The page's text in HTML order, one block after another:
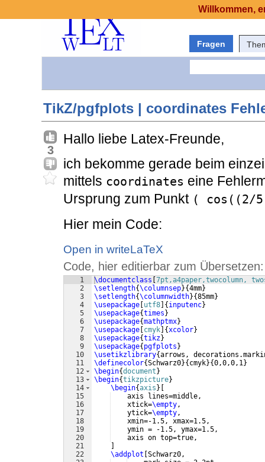
Fragen
TikZ/pgfplots | coordinates
3
Hallo liebe Latex-Freunde,
ich bekomme gerade beim
mittels coordinates eine
Ursprung zum Punkt ( cos((2/
Hier mein Code:
Open in writeLaTeX
Code, hier editierbar zum Übersetzen:
1
2
3
4
5
6
7
8
9
10
11
12
13
14
15
16
17
18
19
20
21
22
\documentclass 7pt,a4paper,twocolumn,
\setlength{\columnsep}{4mm}
\setlength{\columnwidth}{85mm}
\usepackage utf8 { inputenc}
\usepackage{times }
\usepackage{mathptmx}
\usepackage cmyk {xcolor}
\usepackage{tikz}
\usepackage{ pgfplots }
\usetikzlibrary{arrows,
\definecolor{Schwarz0}{ cmyk}{0,0,0,1}
\begin{document }
\begin{tikzpicture}
\begin{axis }
    axis lines=middle,
    xtick=
\empty,
    ytick=
\empty,
    xmin=-1.5, xmax=1.5,
    ymin = -1.5, ymax=1.5,
    axis on top=true,
\addplot Schwarz0,
Willkommen,